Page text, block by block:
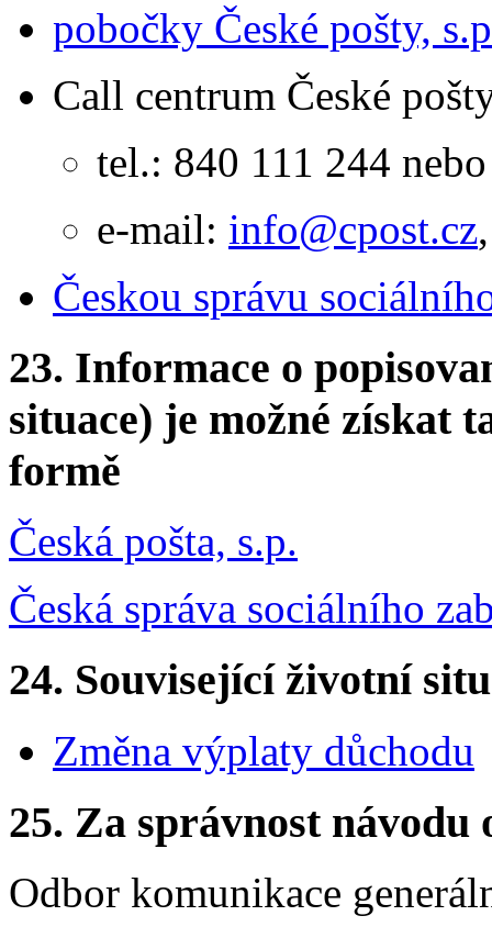
pobočky České pošty,
Call centrum České
tel.: 840 111 244 nebo
e-mail: info@cpost.cz,
Českou správu
23. Informace o
situace) je možné získat
formě
Česká pošta, s.p.
Česká správa sociálního
24. Související životní
Změna výplaty důchodu
25. Za správnost návodu
Odbor komunikace